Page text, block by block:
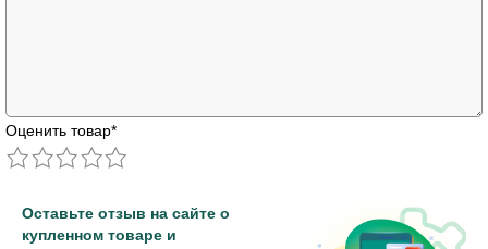
Оценить товар*
Оставьте отзыв на сайте о
купленном товаре и